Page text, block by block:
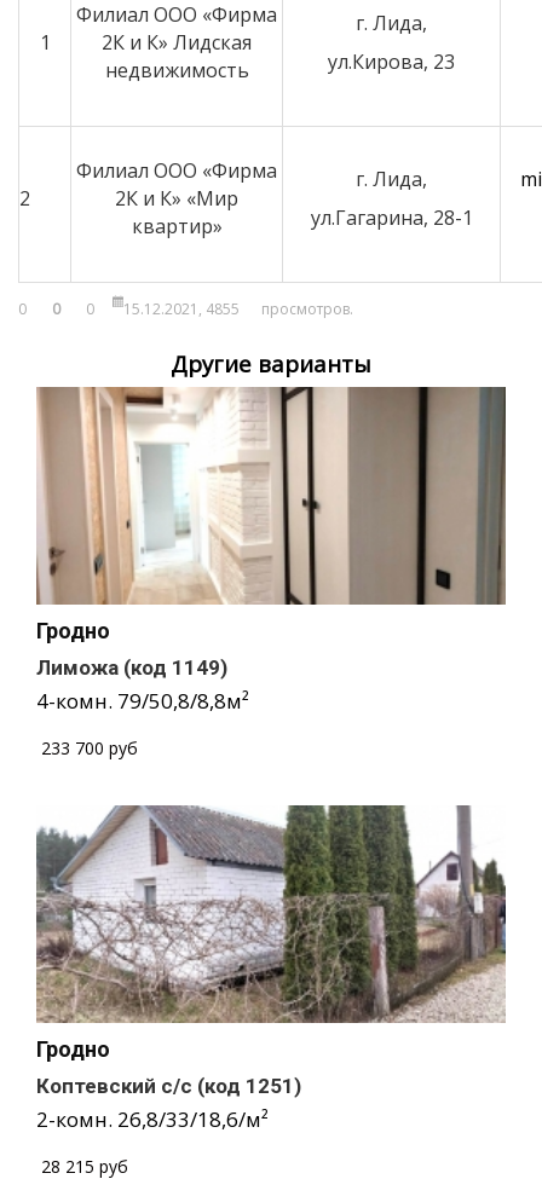
1
Филиал ООО «Фирма
2К и К» Лидская
недвижимость
г. Лида,
ул.Кирова, 23
2
Филиал ООО «Фирма
2К и К» «Мир
квартир»
г. Лида,
ул.Гагарина, 28-1
0 0 0 15.12.2021, 4855 просмотров.
Другие варианты
Гродно
Лиможа (код 1149)
4-комн. 79/50,8/8,8м²
233 700 руб
Гродно
Коптевский с/с (код 1251)
2-комн. 26,8/33/18,6/м²
28 215 руб